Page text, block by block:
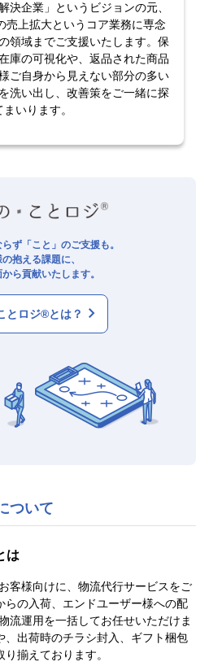
決企業」というビジョンの元、
売上拡大という コア業務に専念
領域までご支援いたします。保
庫の可視化や、 返品された商品
ご自身から見えない部分の多い
洗い出し、 改善策をご一緒に探
まいります。
らず「こと」のご支援も。
抱える課題に、
ら貢献いたします。
とロジ®とは？
ついて
は
客様向けに、物流代行サービスをご
らの入荷、エンドユーザー様への配
流運用を一括してお任せいただけま
、出荷時のチラシ封入、ギフト梱包
揃えております。